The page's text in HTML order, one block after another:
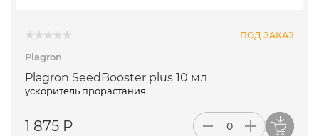
ПОД ЗАКАЗ
Plagron
Plagron SeedBooster plus 10 мл
ускоритель прорастания
1 875 Р